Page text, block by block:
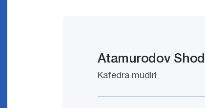
Atamurodov
Kafedra mudiri